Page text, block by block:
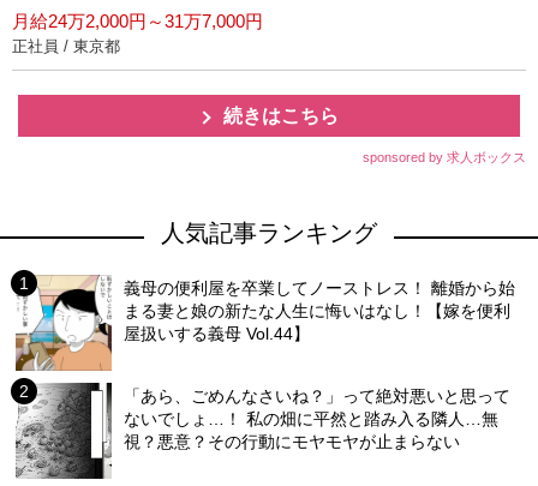
月給24万2,000円～31万7,000円
正社員 / 東京都
続きはこちら
sponsored by 求人ボックス
人気記事ランキング
義母の便利屋を卒業してノーストレス！ 離婚から始
まる妻と娘の新たな人生に悔いはなし！【嫁を便利
屋扱いする義母 Vol.44】
「あら、ごめんなさいね？」って絶対悪いと思って
ないでしょ…！ 私の畑に平然と踏み入る隣人…無
視？悪意？その行動にモヤモヤが止まらない